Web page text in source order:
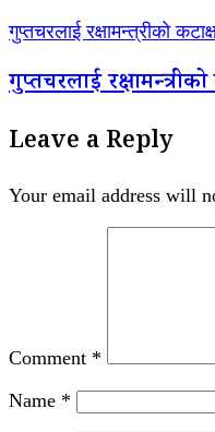
गुप्तचरलाई रक्षामन्त्रीको
गुप्तचरलाई
Leave a Reply
Your email address will
Comment *
Name *